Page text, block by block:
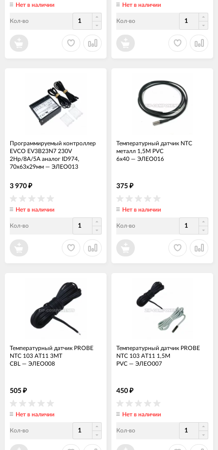
Нет в наличии
Кол-во
Нет в наличии
Кол-во
Программируемый контроллер
EVCO EV3B23N7 230V
2Hp/8A/5A аналог ID974,
70х63х29мм — ЭЛЕО013
3 970 ₽
Нет в наличии
Кол-во
Температурный датчик NTC
металл 1,5M PVC
6x40 — ЭЛЕО016
375 ₽
Нет в наличии
Кол-во
Температурный датчик PROBE
NTC 103 AT11 3MT
CBL — ЭЛЕО008
505 ₽
Нет в наличии
Кол-во
Температурный датчик PROBE
NTC 103 AT11 1,5M
PVC — ЭЛЕО007
450 ₽
Нет в наличии
Кол-во